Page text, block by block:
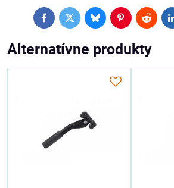
FacebookTwitterBlueskyPinterestReddit
Alternatívne produkty